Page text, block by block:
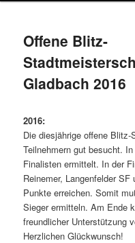
springen
springen
Offene Blitz-
Gladbach 2016
2016:
Die diesjährige offene
Teilnehmern gut besucht.
Finalisten ermittelt. In der
Reinemer, Langenfelder
Punkte erreichen. Somit
Sieger ermitteln. Am Ende
freundlicher Unterstützung
Herzlichen Glückwunsch!